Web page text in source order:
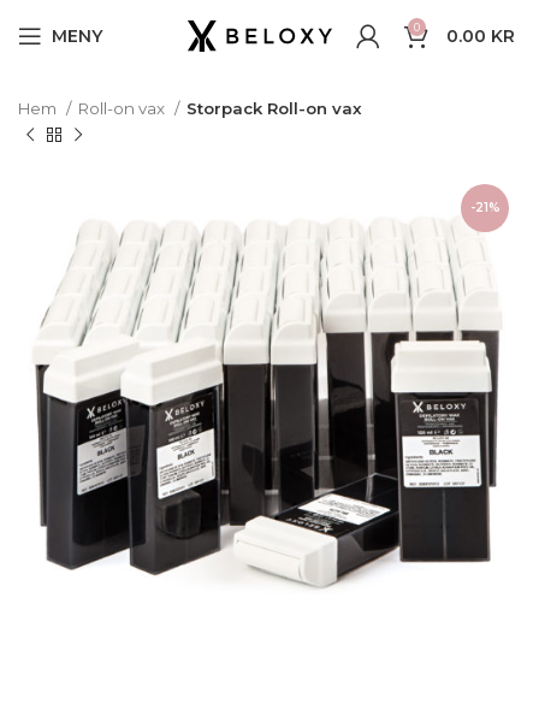
MENY 0 0.00 KR
Hem Roll-on vax Storpack Roll-on vax
-21%